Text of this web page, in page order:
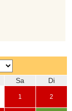
Sa Di
1 2